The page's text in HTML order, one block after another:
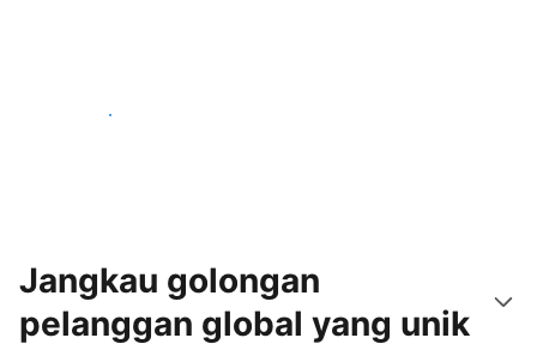
Mulakan hari ini
Jangkau golongan
pelanggan global yang unik